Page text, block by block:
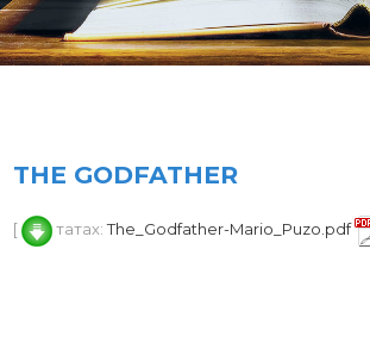
THE GODFATHER
[ татах:The_Godfather-Mario_Puzo.pdf